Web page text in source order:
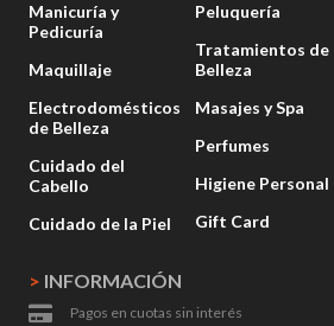
> INFORMACIÓN
Pagos en cuotas sin interés
Manicuría y
Pedicuría
Maquillaje
Electrodomésticos
de Belleza
Cuidado del
Cabello
Cuidado de la Piel
Peluquería
Tratamientos de
Belleza
Masajes y Spa
Perfumes
Higiene Personal
Gift Card